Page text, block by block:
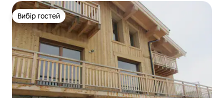
Вибір гостей
Вибір гостей